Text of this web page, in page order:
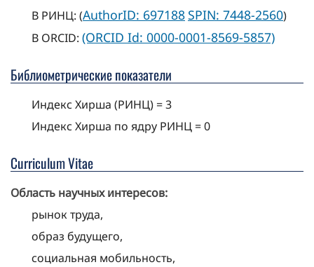
В РИНЦ: (AuthorID: 697188 SPIN: 7448-2560)
В ORCID: (ORCID Id: 0000-0001-8569-5857)
Библиометрические показатели
Индекс Хирша (РИНЦ) = 3
Индекс Хирша по ядру РИНЦ = 0
Curriculum Vitae
Область научных интересов:
рынок труда,
образ будущего,
социальная мобильность,